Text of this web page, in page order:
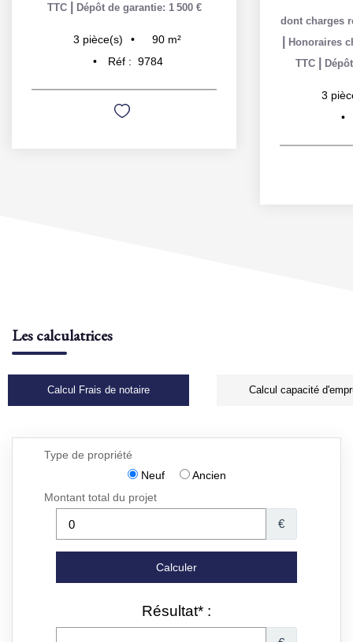
TTC
Dépôt de garantie: 1 500 €
3 pièce(s) 90 m²
Réf : 9784
dont charges
Honoraires
TTC
3
Les calculatrices
Calcul Frais de notaire Calcul capacité